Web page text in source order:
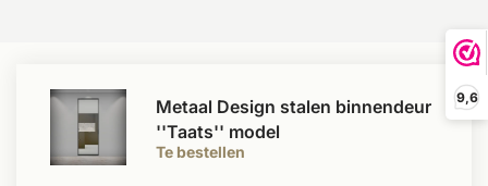
9,6
Te bestellen
Metaal Design stalen binnendeur
''Taats'' model